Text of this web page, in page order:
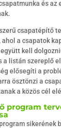
és az
csapatépítő
ahol a csapatok
kell
a listán szereplő
elősegíti a
ösztönzi a
a közös cél
program
sikerének